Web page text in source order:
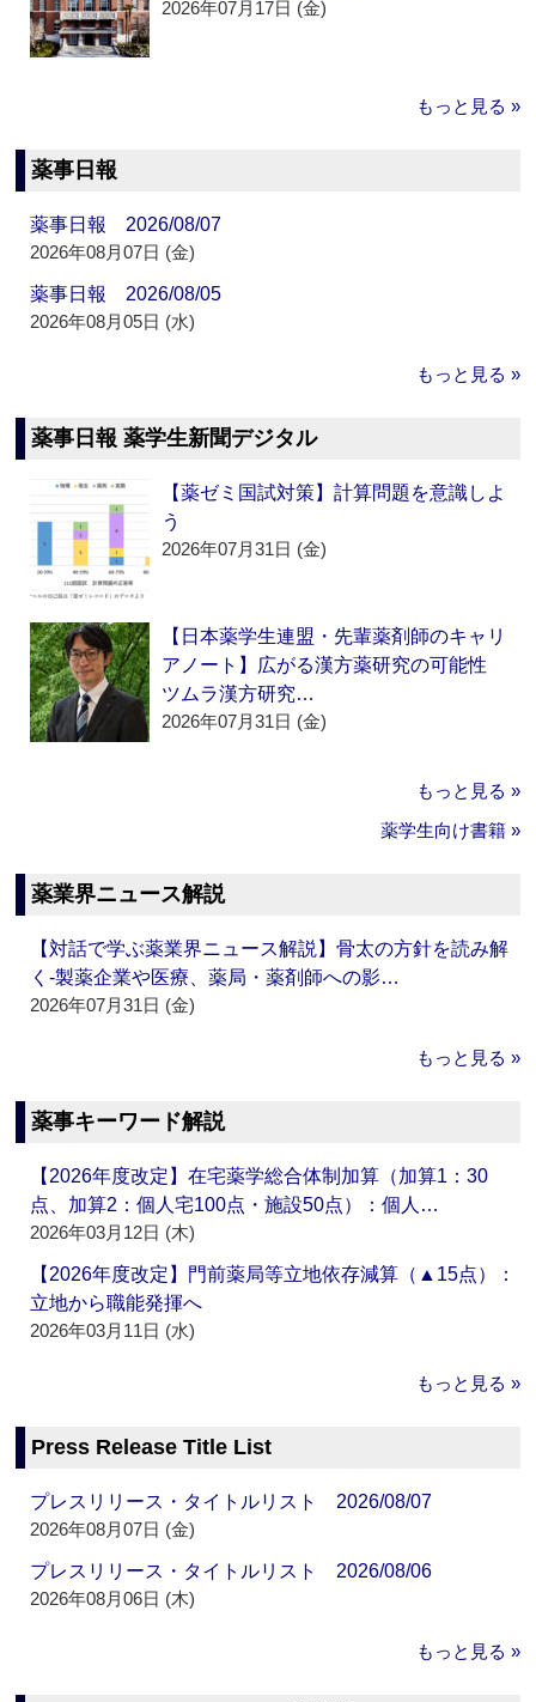
2026年07月17日 (金)
もっと見る »
薬事日報
薬事日報 2026/08/07
2026年08月07日 (金)
薬事日報 2026/08/05
2026年08月05日 (水)
もっと見る »
薬事日報 薬学生新聞デジタル
【薬ゼミ国試対策】計算問題を意識しよ
う
2026年07月31日 (金)
【日本薬学生連盟・先輩薬剤師のキャリ
アノート】広がる漢方薬研究の可能性
ツムラ漢方研究…
2026年07月31日 (金)
もっと見る »
薬学生向け書籍 »
薬業界ニュース解説
【対話で学ぶ薬業界ニュース解説】骨太の方針を読み解
く‐製薬企業や医療、薬局・薬剤師への影…
2026年07月31日 (金)
もっと見る »
薬事キーワード解説
【2026年度改定】在宅薬学総合体制加算（加算1：30
点、加算2：個人宅100点・施設50点）：個人…
2026年03月12日 (木)
【2026年度改定】門前薬局等立地依存減算（▲15点）：
立地から職能発揮へ
2026年03月11日 (水)
もっと見る »
Press Release Title List
プレスリリース・タイトルリスト 2026/08/07
2026年08月07日 (金)
プレスリリース・タイトルリスト 2026/08/06
2026年08月06日 (木)
もっと見る »